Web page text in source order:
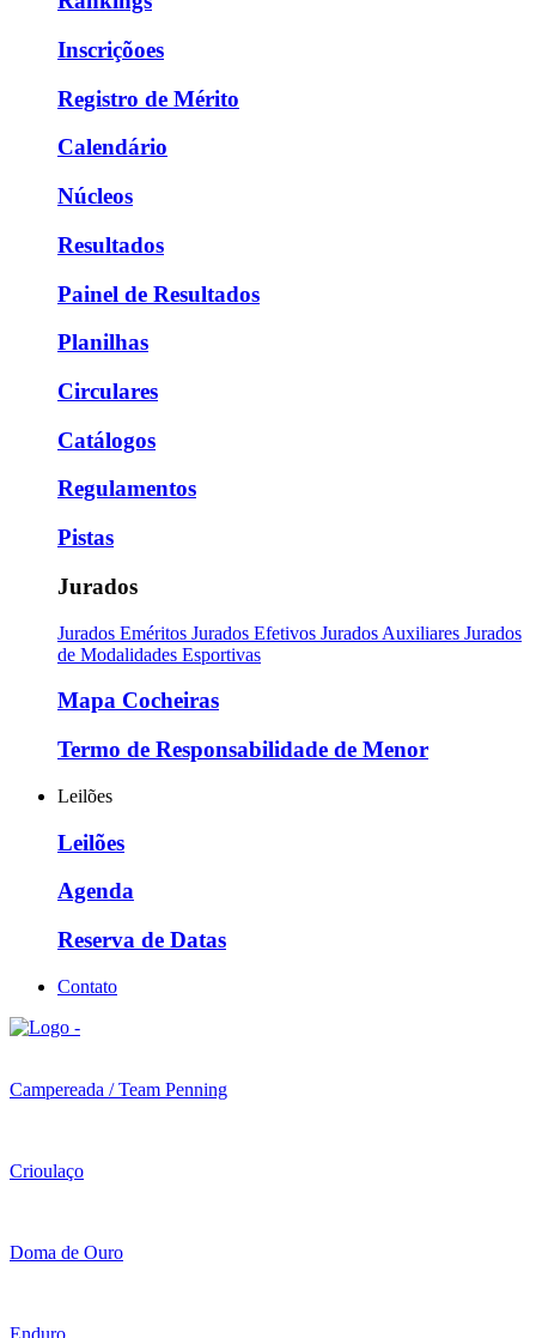
Inscriçõoes
Registro de Mérito
Calendário
Núcleos
Resultados
Painel de Resultados
Planilhas
Circulares
Catálogos
Regulamentos
Pistas
Jurados
Jurados Eméritos Jurados Efetivos Jurados Auxiliares Jurados
de Modalidades Esportivas
Mapa Cocheiras
Termo de Responsabilidade de Menor
Leilões
Leilões
Agenda
Reserva de Datas
Contato
Campereada / Team Penning
Crioulaço
Doma de Ouro
Enduro